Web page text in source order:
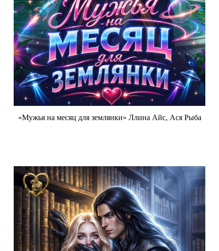
«Мужья на месяц для землянки» Ллина Айс, Ася Рыба